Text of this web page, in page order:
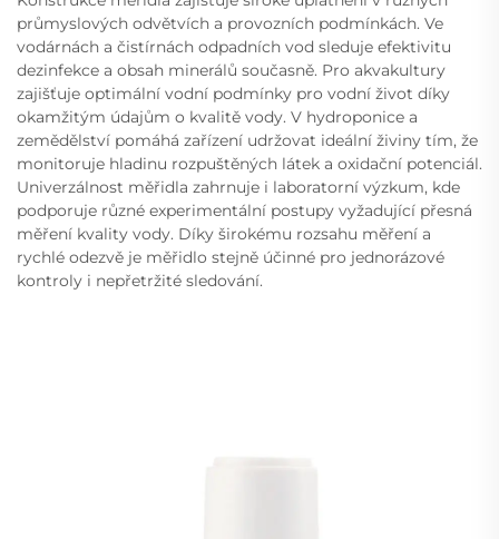
průmyslových odvětvích a provozních podmínkách. Ve
vodárnách a čistírnách odpadních vod sleduje efektivitu
dezinfekce a obsah minerálů současně. Pro akvakultury
zajišťuje optimální vodní podmínky pro vodní život díky
okamžitým údajům o kvalitě vody. V hydroponice a
zemědělství pomáhá zařízení udržovat ideální živiny tím, že
monitoruje hladinu rozpuštěných látek a oxidační potenciál.
Univerzálnost měřidla zahrnuje i laboratorní výzkum, kde
podporuje různé experimentální postupy vyžadující přesná
měření kvality vody. Díky širokému rozsahu měření a
rychlé odezvě je měřidlo stejně účinné pro jednorázové
kontroly i nepřetržité sledování.